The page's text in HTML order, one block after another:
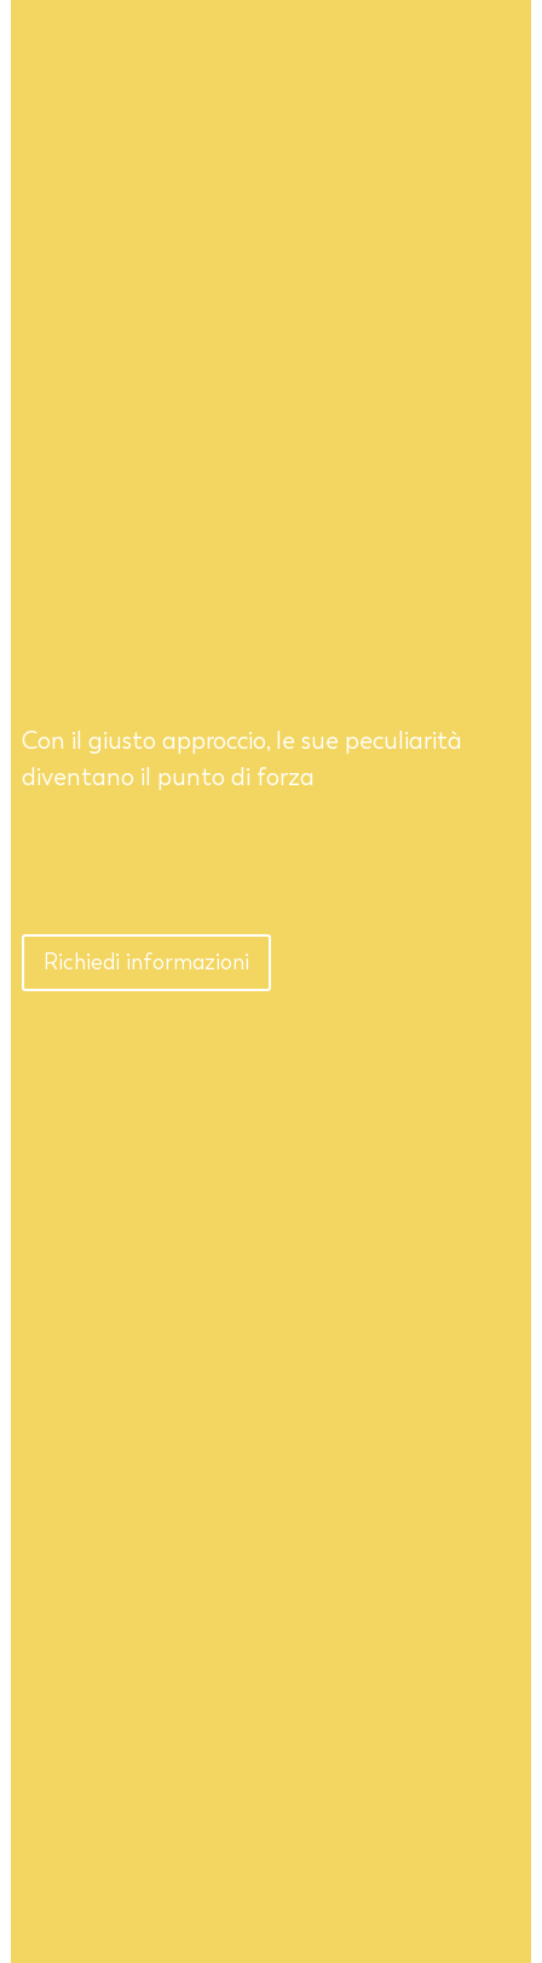
Con il giusto approccio, le sue peculiarità
diventano il punto di forza
Richiedi informazioni